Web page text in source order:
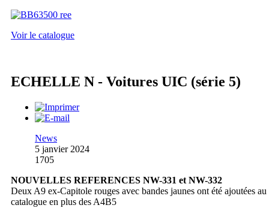
Voir le catalogue
ECHELLE N - Voitures UIC (série 5)
News
5 janvier 2024
1705
NOUVELLES REFERENCES NW-331 et NW-332
Deux A9 ex-Capitole rouges avec bandes jaunes ont été ajoutées au
catalogue en plus des A4B5